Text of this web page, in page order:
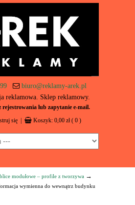
biuro@reklamy-arek.pl
reklamowa. Sklep reklamowy.
rejestrowania lub zapytanie e-mail.
się Koszyk: 0,00 zł ( 0 )
modułowe – profile z tworzywa →
wymienna do wewnątrz budynku